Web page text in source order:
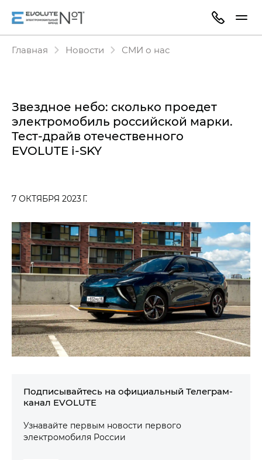
Главная Новости СМИ о нас
Звездное небо: сколько проедет
электромобиль российской марки.
Тест-драйв отечественного
EVOLUTE i‑SKY
7 ОКТЯБРЯ 2023 Г.
Подписывайтесь на официальный Телеграм-
канал EVOLUTE
Узнавайте первым новости первого
электромобиля России